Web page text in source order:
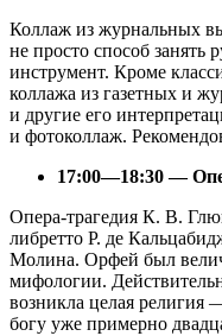
Коллаж из журнальных
не просто способ
инструмент. Кроме
коллажа из газетных и
и другие его
и фотоколлаж.
17:00—18:30 —
Опера-трагедия К. В.
либретто Р. де
Молина. Орфей был
мифологии.
возникла целая
богу уже примерно